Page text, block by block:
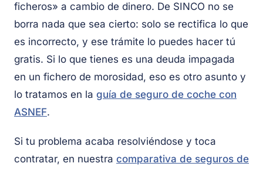
ficheros» a cambio de dinero. De SINCO no se
borra nada que sea cierto: solo se rectifica lo que
es incorrecto, y ese trámite lo puedes hacer tú
gratis. Si lo que tienes es una deuda impagada
en un fichero de morosidad, eso es otro asunto y
lo tratamos en la guía de seguro de coche con
ASNEF.
Si tu problema acaba resolviéndose y toca
contratar, en nuestra comparativa de seguros de